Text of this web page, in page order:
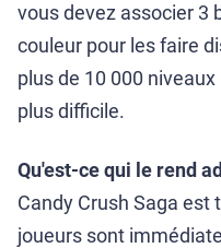
vous devez associer 3
couleur pour les faire
plus de 10 000
plus difficile.
Qu'est-ce qui le rend
Candy Crush Saga est
joueurs sont